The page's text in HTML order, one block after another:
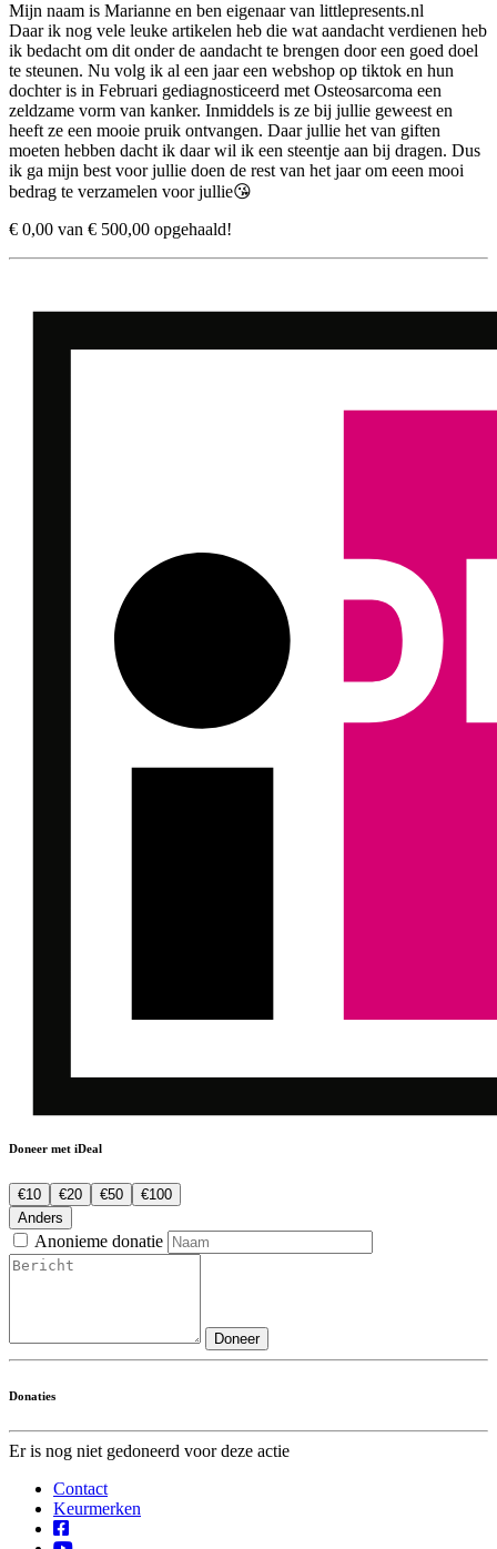
Mijn naam is Marianne en ben eigenaar van littlepresents.nl
Daar ik nog vele leuke artikelen heb die wat aandacht verdienen heb
ik bedacht om dit onder de aandacht te brengen door een goed doel
te steunen. Nu volg ik al een jaar een webshop op tiktok en hun
dochter is in Februari gediagnosticeerd met Osteosarcoma een
zeldzame vorm van kanker. Inmiddels is ze bij jullie geweest en
heeft ze een mooie pruik ontvangen. Daar jullie het van giften
moeten hebben dacht ik daar wil ik een steentje aan bij dragen. Dus
ik ga mijn best voor jullie doen de rest van het jaar om eeen mooi
bedrag te verzamelen voor jullie😘
€ 0,00 van € 500,00 opgehaald!
Doneer met iDeal
€10 €20 €50
€100
Anders
Anonieme donatie
Doneer
Donaties
Er is nog niet gedoneerd voor deze actie
Contact
Keurmerken